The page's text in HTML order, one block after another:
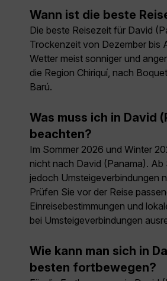
Wann ist die beste
Die beste Reisezeit für David
Trockenzeit von Dezember bis
Wetter meist sonniger und
die Region Chiriquí, nach
Barú.
Was muss ich in David
beachten?
Im Sommer 2026 und Winter
nicht nach David (Panama). Ab
jedoch Umsteigeverbindungen
Prüfen Sie vor der Reise
Einreisebestimmungen und
bei Umsteigeverbindungen
Wie kann man sich in
besten fortbewegen?